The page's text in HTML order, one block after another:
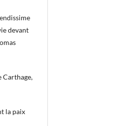
devant
Carthage,
la paix